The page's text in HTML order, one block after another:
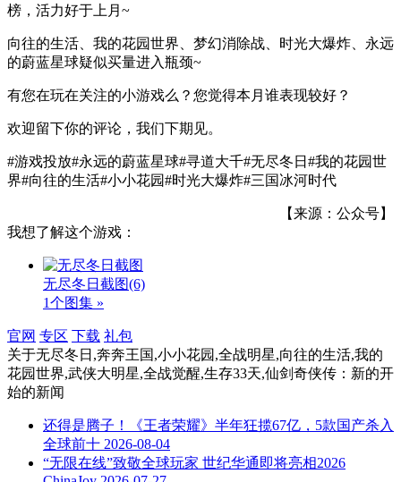
榜，活力好于上月~
向往的生活、我的花园世界、梦幻消除战、时光大爆炸、永远
的蔚蓝星球疑似买量进入瓶颈~
有您在玩在关注的小游戏么？您觉得本月谁表现较好？
欢迎留下你的评论，我们下期见。
#游戏投放 #永远的蔚蓝星球 #寻道大千#无尽冬日#我的花园世
界#向往的生活#小小花园#时光大爆炸#三国冰河时代
【来源：公众号】
我想了解这个游戏：
无尽冬日截图(6)
1个图集 »
官网 专区 下载 礼包
关于无尽冬日,奔奔王国,小小花园,全战明星,向往的生活,我的
花园世界,武侠大明星,全战觉醒,生存33天,仙剑奇侠传：新的开
始的新闻
还得是腾子！《王者荣耀》半年狂揽67亿，5款国产杀入
全球前十 2026-08-04
“无限在线”致敬全球玩家 世纪华通即将亮相2026